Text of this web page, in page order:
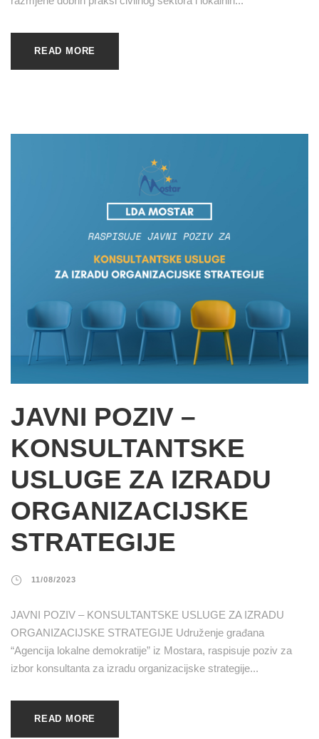
READ MORE
JAVNI POZIV –
KONSULTANTSKE
USLUGE ZA IZRADU
ORGANIZACIJSKE
STRATEGIJE
11/08/2023
JAVNI POZIV – KONSULTANTSKE USLUGE ZA IZRADU
ORGANIZACIJSKE STRATEGIJE Udruženje građana
“Agencija lokalne demokratije” iz Mostara, raspisuje poziv za
izbor konsultanta za izradu organizacijske strategije...
READ MORE